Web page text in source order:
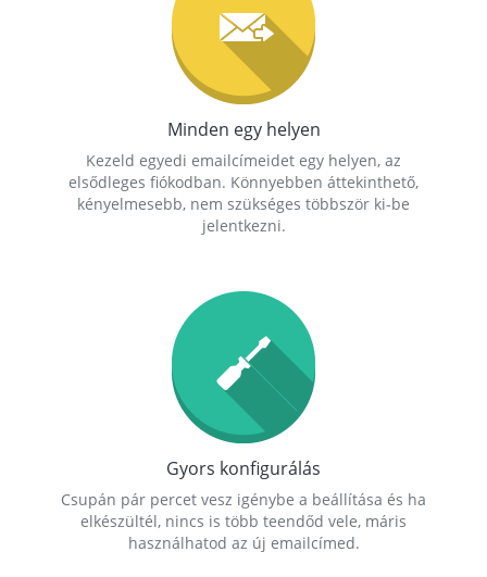
Minden egy helyen
Kezeld egyedi emailcímeidet egy helyen, az
elsődleges fiókodban. Könnyebben áttekinthető,
kényelmesebb, nem szükséges többször ki-be
jelentkezni.
Gyors konfigurálás
Csupán pár percet vesz igénybe a beállítása és ha
elkészültél, nincs is több teendőd vele, máris
használhatod az új emailcímed.